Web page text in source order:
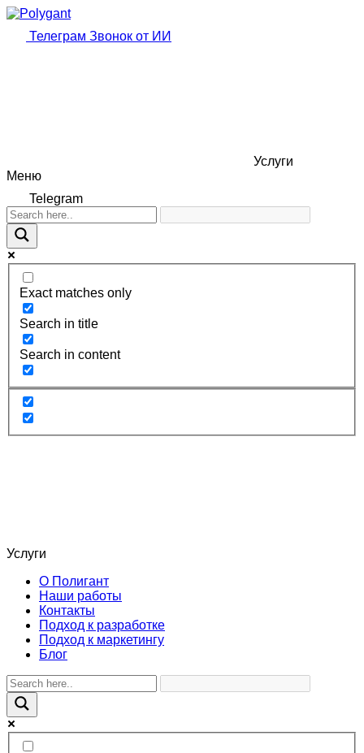
Телеграм Звонок от ИИ
Услуги
Меню
Telegram
Exact matches only
Search in title
Search in content
Услуги
О Полигант
Наши работы
Контакты
Подход к разработке
Подход к маркетингу
Блог